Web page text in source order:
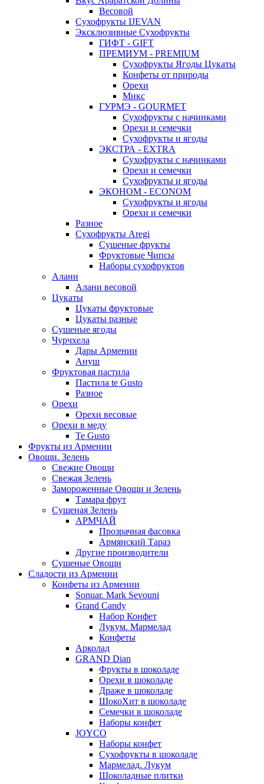
Весовой
Сухофрукты IJEVAN
Эксклюзивные Сухофрукты
ГИФТ - GIFT
ПРЕМИУМ - PREMIUM
Сухофрукты Ягоды Цукаты
Конфеты от природы
Орехи
Микс
ГУРМЭ - GOURMET
Сухофрукты с начинками
Орехи и семечки
Сухофрукты и ягоды
ЭКСТРА - EXTRA
Сухофрукты с начинками
Орехи и семечки
Сухофрукты и ягоды
ЭКОНОМ - ECONOM
Сухофрукты и ягоды
Орехи и семечки
Разное
Сухофрукты Aregi
Сушеные фрукты
Фруктовые Чипсы
Наборы сухофруктов
Алани
Алани весовой
Цукаты
Цукаты фруктовые
Цукаты разные
Сушеные ягоды
Чурчхела
Дары Армении
Ануш
Фруктовая пастила
Пастила te Gusto
Разное
Орехи
Орехи весовые
Орехи в меду
Te Gusto
Фрукты из Армении
Овощи. Зелень
Свежие Овощи
Свежая Зелень
Замороженные Овощи и Зелень
Тамара фрут
Сушеная Зелень
АРМЧАЙ
Прозрачная фасовка
Армянский Тараз
Другие производители
Сушеные Овощи
Сладости из Армении
Конфеты из Армении
Sonuar. Mark Sevouni
Grand Candy
Набор Конфет
Лукум. Мармелад
Конфеты
Арколад
GRAND Dian
Фрукты в шоколаде
Орехи в шоколаде
Драже в шоколаде
ШокоХит в шоколаде
Семечки в шоколаде
Наборы конфет
JOYCO
Наборы конфет
Сухофрукты в шоколаде
Мармелад. Лукум
Шоколадные плитки